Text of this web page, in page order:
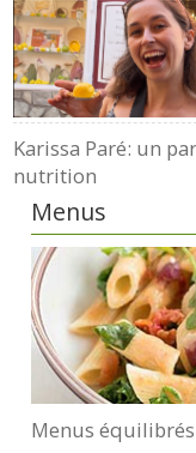
Karissa Paré: un
nutrition
Menus
Menus équilibrés